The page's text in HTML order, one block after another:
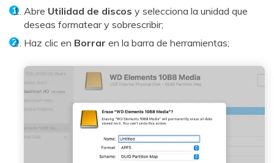
Abre Utilidad de discos y selecciona la unidad que
deseas formatear y sobrescribir;
Haz clic en Borrar en la barra de herramientas;